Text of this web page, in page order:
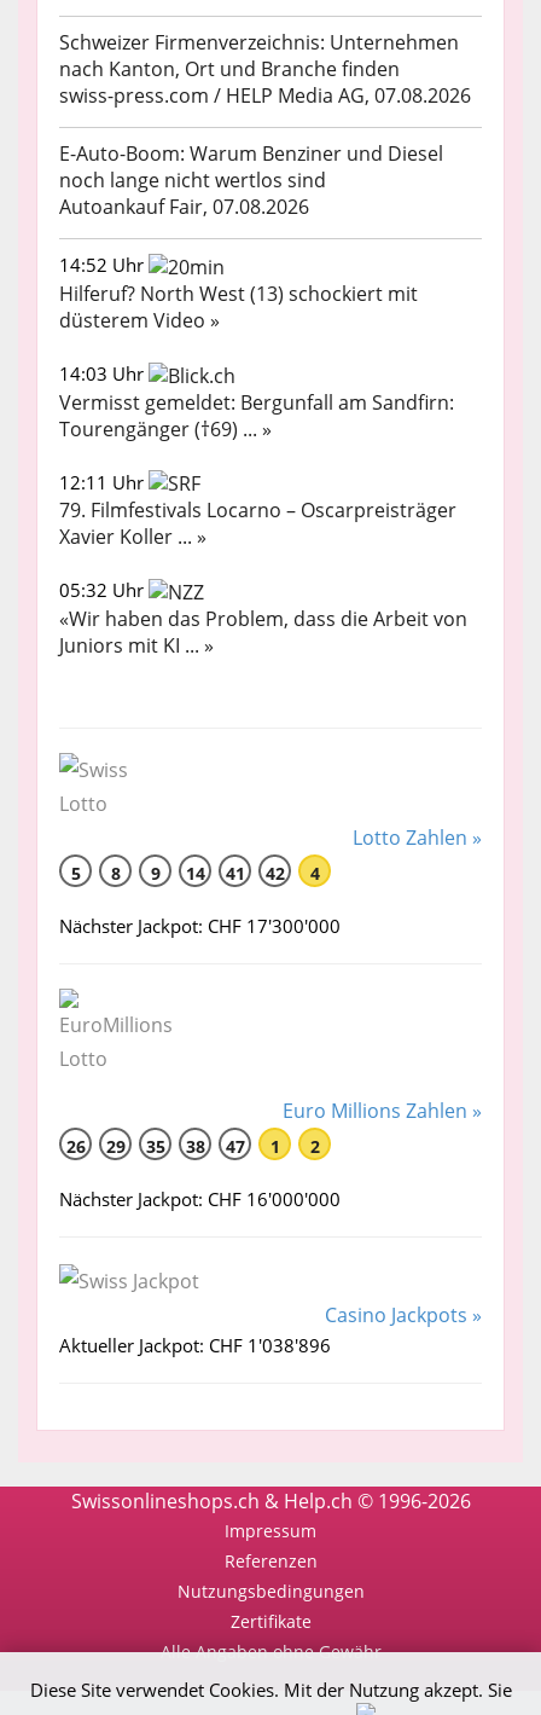
Schweizer Firmenverzeichnis: Unternehmen
nach Kanton, Ort und Branche finden
swiss-press.com / HELP Media AG, 07.08.2026
E-Auto-Boom: Warum Benziner und Diesel
noch lange nicht wertlos sind
Autoankauf Fair, 07.08.2026
14:52 Uhr
Hilferuf? North West (13) schockiert mit
düsterem Video »
14:03 Uhr
Vermisst gemeldet: Bergunfall am Sandfirn:
Tourengänger (†69) ... »
12:11 Uhr
79. Filmfestivals Locarno – Oscarpreisträger
Xavier Koller ... »
05:32 Uhr
«Wir haben das Problem, dass die Arbeit von
Juniors mit KI ... »
Lotto Zahlen »
5 8 9 14 41 42 4
Nächster Jackpot: CHF 17'300'000
Euro Millions Zahlen »
26 29 35 38 47 1 2
Nächster Jackpot: CHF 16'000'000
Casino Jackpots »
Aktueller Jackpot: CHF 1'038'896
Swissonlineshops.ch & Help.ch © 1996-2026
Impressum
Referenzen
Nutzungsbedingungen
Zertifikate
Alle Angaben ohne Gewähr
Diese Site verwendet Cookies. Mit der Nutzung akzept. Sie